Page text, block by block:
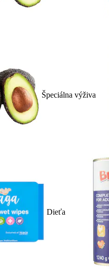
Špeciálna výživa
Dieťa